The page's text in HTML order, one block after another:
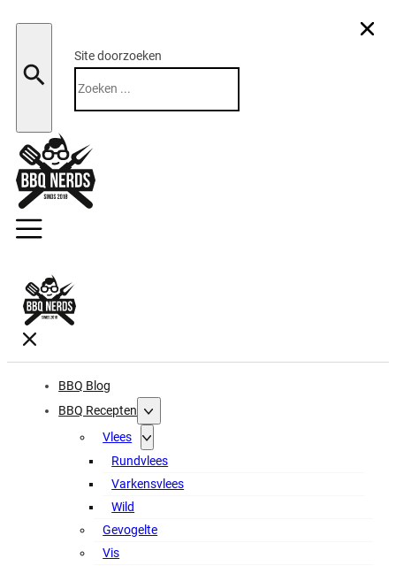
Site doorzoeken
BBQ Blog
BBQ Recepten
Vlees
Rundvlees
Varkensvlees
Wild
Gevogelte
Vis